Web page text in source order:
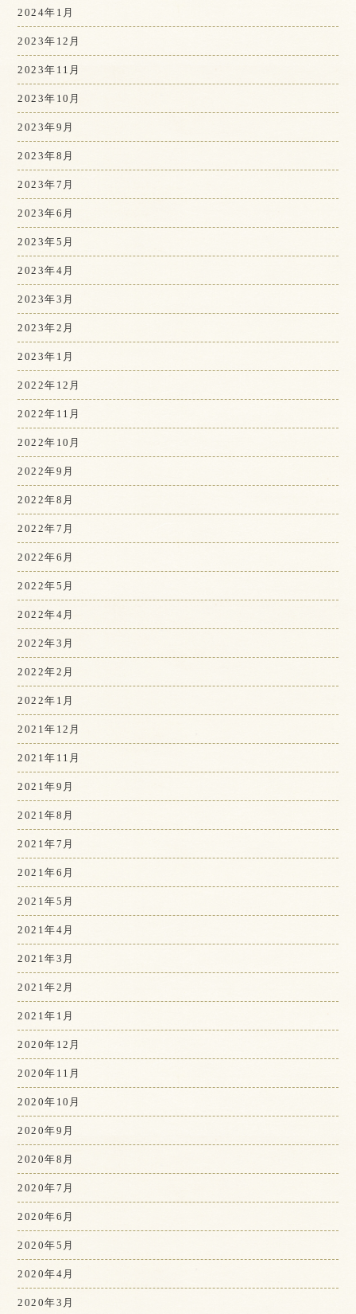
2024年1月
2023年12月
2023年11月
2023年10月
2023年9月
2023年8月
2023年7月
2023年6月
2023年5月
2023年4月
2023年3月
2023年2月
2023年1月
2022年12月
2022年11月
2022年10月
2022年9月
2022年8月
2022年7月
2022年6月
2022年5月
2022年4月
2022年3月
2022年2月
2022年1月
2021年12月
2021年11月
2021年9月
2021年8月
2021年7月
2021年6月
2021年5月
2021年4月
2021年3月
2021年2月
2021年1月
2020年12月
2020年11月
2020年10月
2020年9月
2020年8月
2020年7月
2020年6月
2020年5月
2020年4月
2020年3月